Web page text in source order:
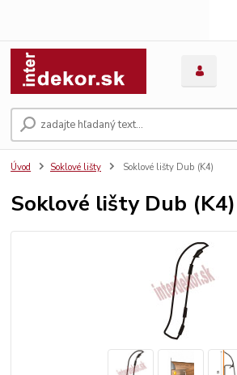
Úvod Soklové lišty Soklové lišty Dub (K4)
Soklové lišty Dub (K4)